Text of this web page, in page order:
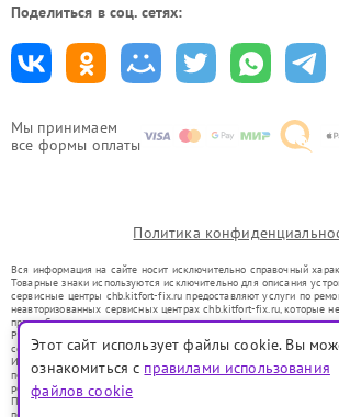
Мы принимаем
все формы оплаты
Поделиться в соц. сетях:
Политика
Вся информация на сайте носит исключительно справочный
Товарные знаки используются исключительно для описания
сервисные центры chb.kitfort-fix.ru предоставляют услуги по
неавторизованных сервисных центрах chb.kitfort-fix.ru, которые
правообладателями товарных знаков или их официальными
Ремонт осуществляется для устройств, уже введенных в
со статьей 1487 ГК РФ.
Использование товарных знаков не преследует цели
потребителей в заблуждение, а служит для информирования о
ремонту техники указанных брендов.
Представленная на сайте информация не является публичной
Этот сайт использует файлы cookie. Вы
ознакомиться с правилами использования
файлов cookie